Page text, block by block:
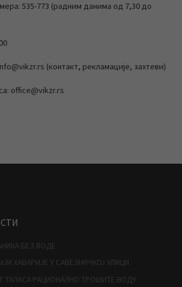
535-773 (радним данима од 7,30 до
(контакт, рекламације, захтеви)
office@vikzr.rs
БЕЗ ВОДЕ
ХАВАРИЈЕ У САВЕЗНИЧКОЈ УЛИЦИ
ТАЛАСА РАЦИОНАЛНО ТРОШИТЕ ВОДУ